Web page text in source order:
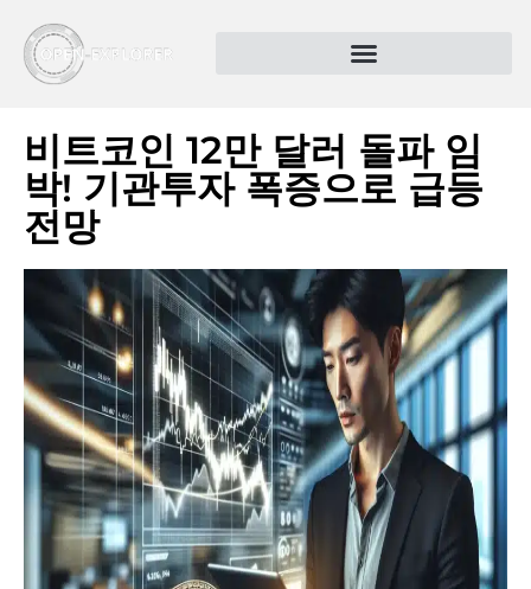
비트코인 12만 달러 돌파 임
박! 기관투자 폭증으로 급등
전망